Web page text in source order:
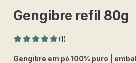
Gengibre refil 80g
Avaliado como
1 (1)
Gengibre em pó 100% puro |